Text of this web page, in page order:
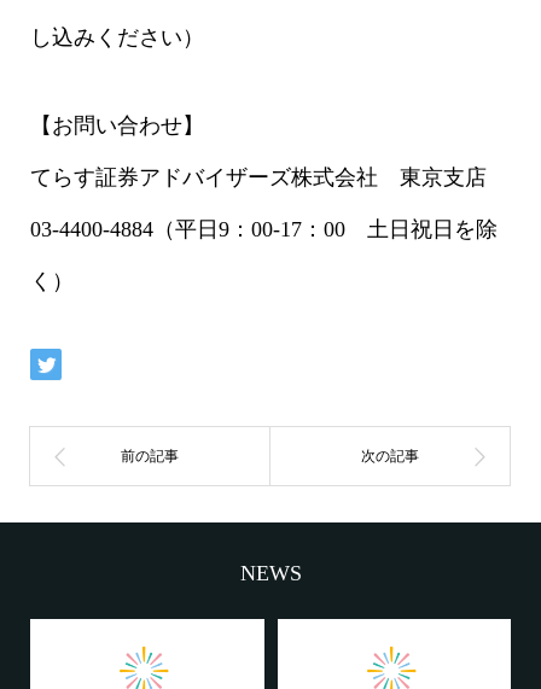
し込みください）
【お問い合わせ】
てらす証券アドバイザーズ株式会社 東京支店
03-4400-4884（平日9：00-17：00 土日祝日を除
く）
NEWS